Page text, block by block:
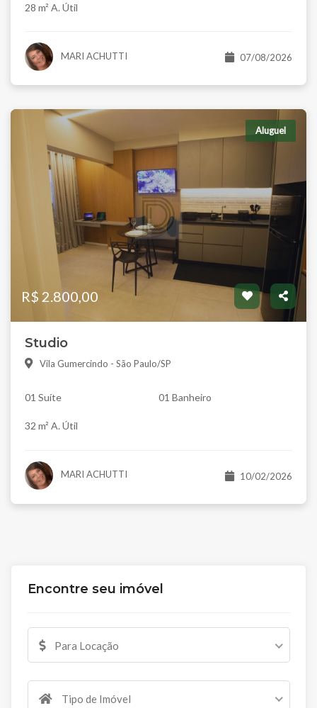
Encontre seu imóvel
Para Locação
Tipo de Imóvel
28 m² A. Útil
MARI ACHUTTI 07/08/2026
Aluguel
R$ 2.800,00
Studio
Vila Gumercindo - São Paulo/SP
01 Suíte 01 Banheiro
32 m² A. Útil
MARI ACHUTTI 10/02/2026